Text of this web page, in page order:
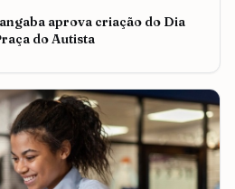
aprova criação do Dia
do Autista